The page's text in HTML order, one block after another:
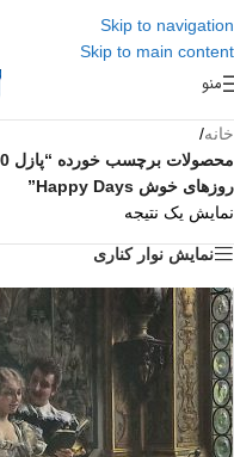
Skip to navigation
Skip to main content
منو
خانه/
روزهای خوش Happy Days”
نمایش یک نتیجه
نمایش نوار کناری